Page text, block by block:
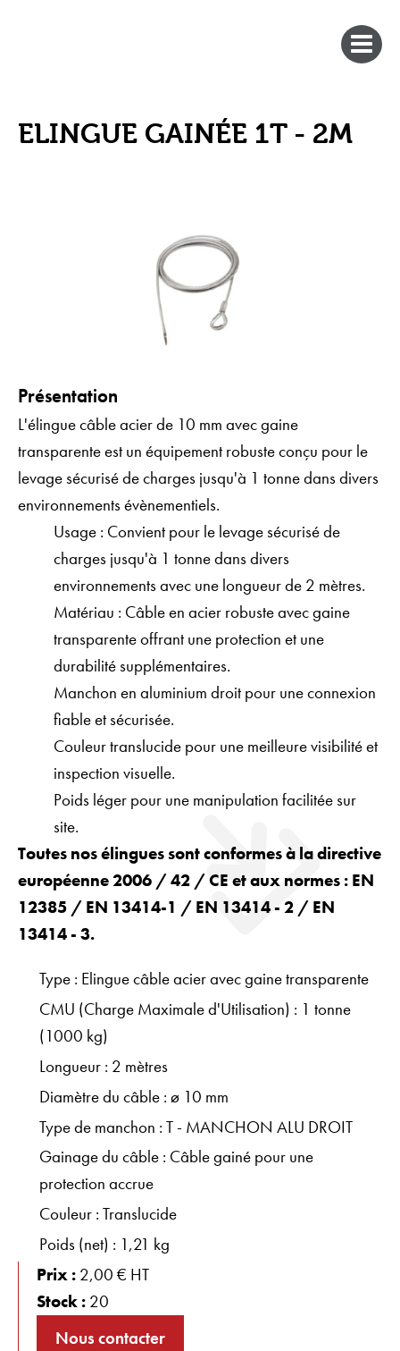
ELINGUE GAINÉE 1T - 2M
Présentation
L'élingue câble acier de 10 mm avec gaine
transparente est un équipement robuste conçu pour le
levage sécurisé de charges jusqu'à 1 tonne dans divers
environnements évènementiels.
Usage : Convient pour le levage sécurisé de
charges jusqu'à 1 tonne dans divers
environnements avec une longueur de 2 mètres.
Matériau : Câble en acier robuste avec gaine
transparente offrant une protection et une
durabilité supplémentaires.
Manchon en aluminium droit pour une connexion
fiable et sécurisée.
Couleur translucide pour une meilleure visibilité et
inspection visuelle.
Poids léger pour une manipulation facilitée sur
site.
Toutes nos élingues sont conformes à la directive
européenne 2006 / 42 / CE et aux normes : EN
12385 / EN 13414-1 / EN 13414 - 2 / EN
13414 - 3.
Type : Elingue câble acier avec gaine transparente
CMU (Charge Maximale d'Utilisation) : 1 tonne
(1000 kg)
Longueur : 2 mètres
Diamètre du câble : ø 10 mm
Type de manchon : T - MANCHON ALU DROIT
Gainage du câble : Câble gainé pour une
protection accrue
Couleur : Translucide
Poids (net) : 1,21 kg
Prix : 2,00 € HT
Stock : 20
Nous contacter